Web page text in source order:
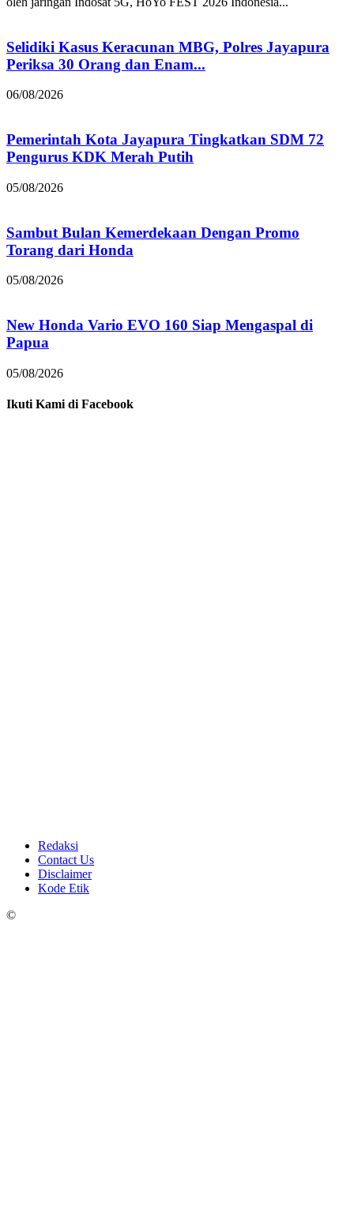
Selidiki Kasus Keracunan MBG, Polres Jayapura
Periksa 30 Orang dan Enam...
06/08/2026
Pemerintah Kota Jayapura Tingkatkan SDM 72
Pengurus KDK Merah Putih
05/08/2026
Sambut Bulan Kemerdekaan Dengan Promo
Torang dari Honda
05/08/2026
New Honda Vario EVO 160 Siap Mengaspal di
Papua
05/08/2026
Ikuti Kami di Facebook
Redaksi
Contact Us
Disclaimer
Kode Etik
©